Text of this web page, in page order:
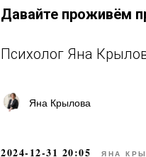
Давайте проживём
Психолог Яна
Яна Крылова
2024-12-31 20:05 ЯНА